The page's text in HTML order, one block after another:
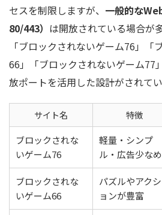
セスを制限しますが、 一般的な
80/443） は開放されている場合が
「ブロックされないゲーム76」「
66」「ブロックされないゲーム77
放ポートを活用した設計がされてい
サイト名 特徴
ブロックされな
いゲーム76
軽量・シンプ
ル・広告少なめ
ブロックされな
いゲーム66
パズルやアクシ
ョンが豊富